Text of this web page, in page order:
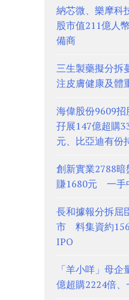
納芯微、樂摩
股市值211億人
備商
三生製藥擬分
注皮膚健康及體
海偉股份9609
孖展147億超購
元、比亞迪有份
創新實業2788
賺1680元 一手
長和據報分拆屈
市 料集資約
IPO
「羊小咩」母
億超購2224倍